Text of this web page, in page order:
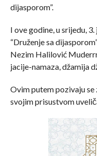
dijasporom”.
I ove godine, u srijedu,
“Druženje sa
Nezim Halilović
jacije-namaza, džamija
Ovim putem pozivaju se
svojim prisustvom